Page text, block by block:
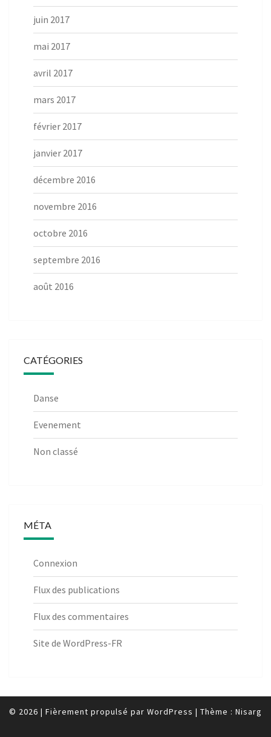
juin 2017
mai 2017
avril 2017
mars 2017
février 2017
janvier 2017
décembre 2016
novembre 2016
octobre 2016
septembre 2016
août 2016
CATÉGORIES
Danse
Evenement
Non classé
MÉTA
Connexion
Flux des publications
Flux des commentaires
Site de WordPress-FR
© 2026 | Fièrement propulsé par WordPress | Thème : Nisarg